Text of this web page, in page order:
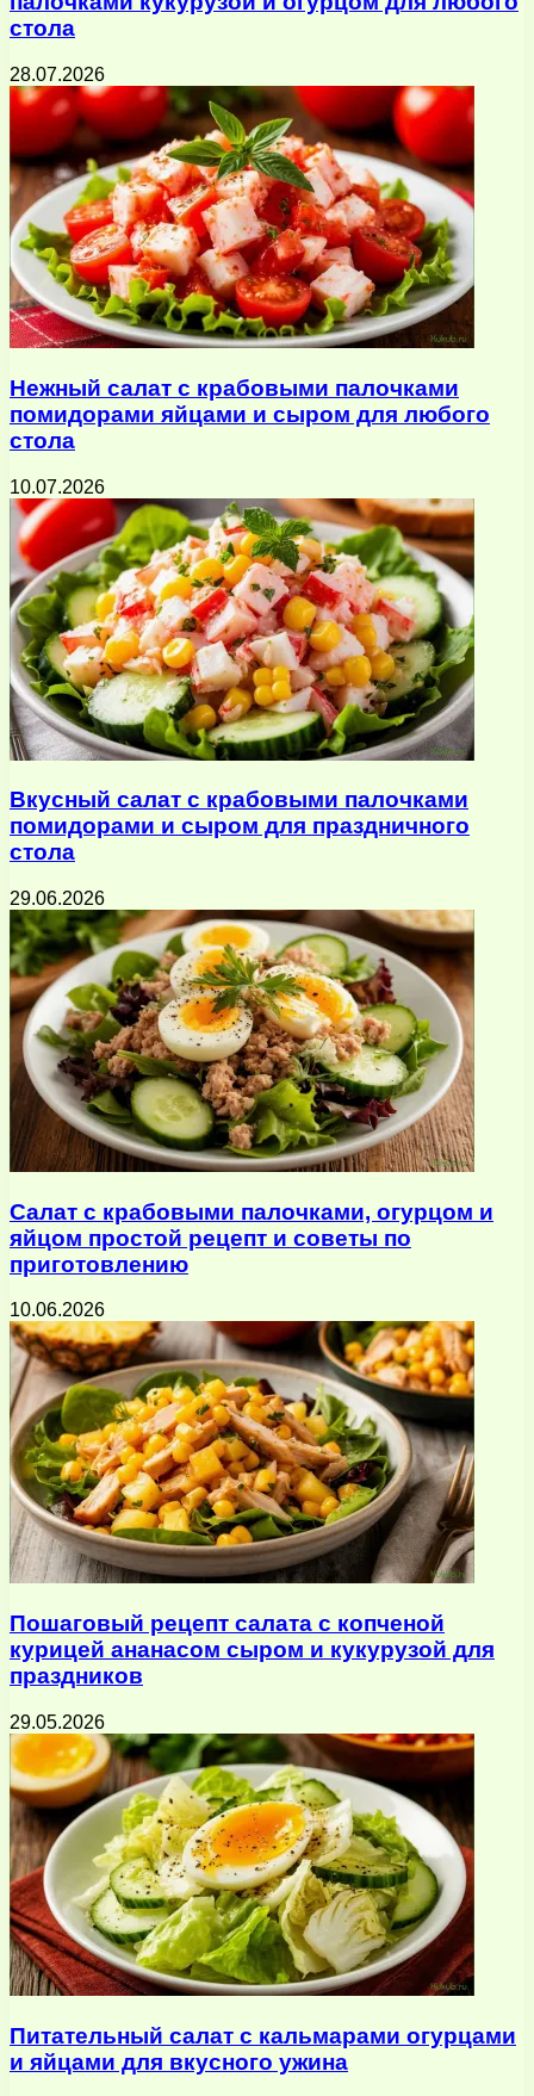
стола
28.07.2026
Нежный салат с крабовыми палочками
помидорами яйцами и сыром для любого
стола
10.07.2026
Вкусный салат с крабовыми палочками
помидорами и сыром для праздничного
стола
29.06.2026
Салат с крабовыми палочками, огурцом и
яйцом простой рецепт и советы по
приготовлению
10.06.2026
Пошаговый рецепт салата с копченой
курицей ананасом сыром и кукурузой для
праздников
29.05.2026
Питательный салат с кальмарами огурцами
и яйцами для вкусного ужина